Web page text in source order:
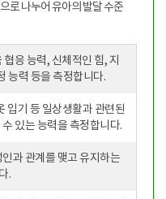
로 나누어 유아의 발달 수준
협응 능력, 신체적인 힘, 지
능력 등을 측정합니다.
입기 등 일상생활과 관련된
있는 능력을 측정합니다.
과 관계를 맺고 유지하는
.